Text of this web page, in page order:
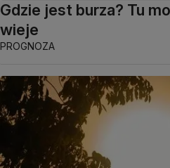
Gdzie jest burza? Tu
wieje
PROGNOZA